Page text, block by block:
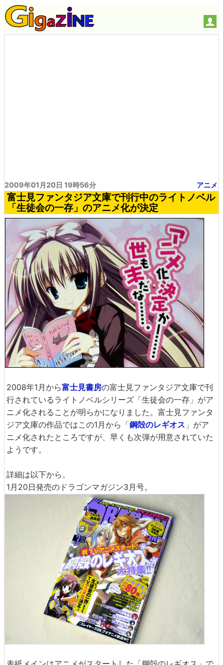
2009年01月20日 19時56分 アニメ
富士見ファンタジア文庫で刊行中のライトノベル
「生徒会の一存」のアニメ化が決定
2008年1月から富士見書房の富士見ファンタジア文庫で刊
行されているライトノベルシリーズ「生徒会の一存」がア
ニメ化されることが明らかになりました。富士見ファンタ
ジア文庫の作品ではこの1月から「鋼殻のレギオス 」がア
ニメ化されたところですが、早くも次弾が用意されていた
ようです。
詳細は以下から。
1月20日発売のドラゴンマガジン3月号。